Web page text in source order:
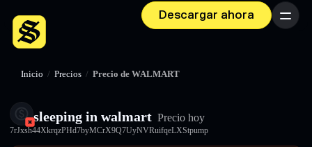
Descargar ahora Menú
Inicio / Precios / Precio de WALMART
sleeping in walmart Precio hoy
7rJxsh44XkrqzPHd7byMCrX9Q7UyNVRuifqeLXStpump